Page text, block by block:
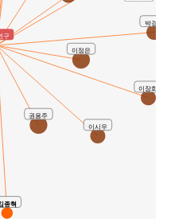
권용주
박경희
이시우
이장희
이정은
종혁
구